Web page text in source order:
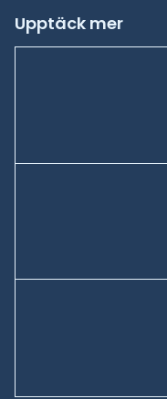
Upptäck mer